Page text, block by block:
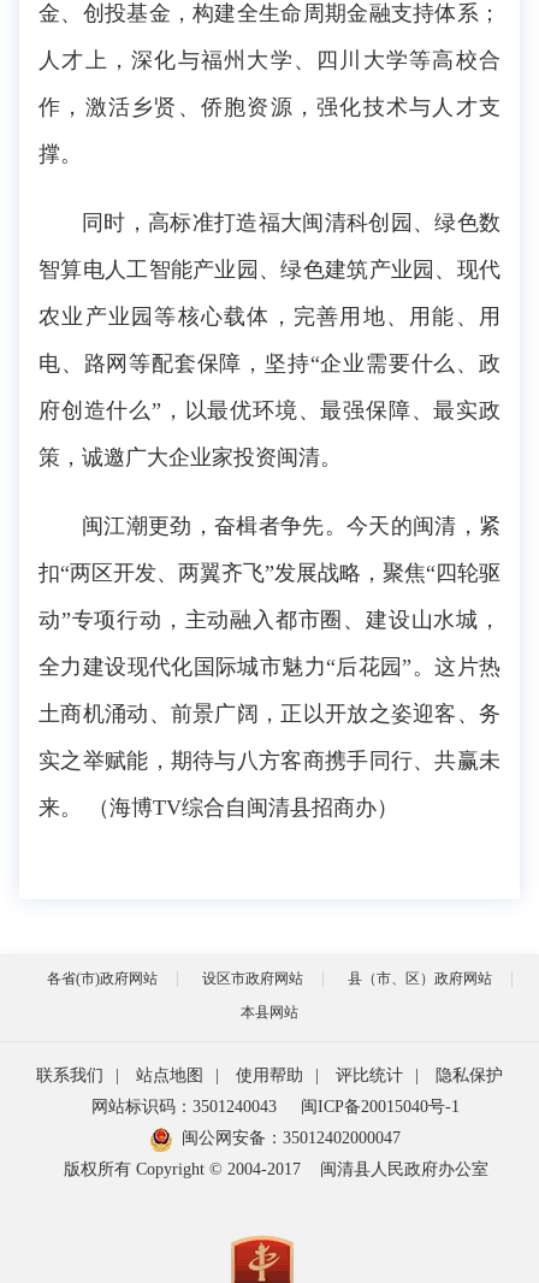
金、创投基金，构建全生命周期金融支持体系；
人才上，深化与福州大学、四川大学等高校合
作，激活乡贤、侨胞资源，强化技术与人才支
撑。
同时，高标准打造福大闽清科创园、绿色数
智算电人工智能产业园、绿色建筑产业园、现代
农业产业园等核心载体，完善用地、用能、用
电、路网等配套保障，坚持“企业需要什么、政
府创造什么”，以最优环境、最强保障、最实政
策，诚邀广大企业家投资闽清。
闽江潮更劲，奋楫者争先。今天的闽清，紧
扣“两区开发、两翼齐飞”发展战略，聚焦“四轮驱
动”专项行动，主动融入都市圈、建设山水城，
全力建设现代化国际城市魅力“后花园”。这片热
土商机涌动、前景广阔，正以开放之姿迎客、务
实之举赋能，期待与八方客商携手同行、共赢未
来。 （海博TV综合自闽清县招商办）
各省(市)政府网站 设区市政府网站
县（市、区）政府网站
本县网站
联系我们 站点地图 使用帮助 评比统计
隐私保护
网站标识码：3501240043
闽ICP备20015040号-1
闽公网安备： 35012402000047
版权所有 Copyright © 2004-2017
闽清县人民政府办公室